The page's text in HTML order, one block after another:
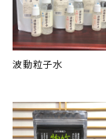
波動粒子水